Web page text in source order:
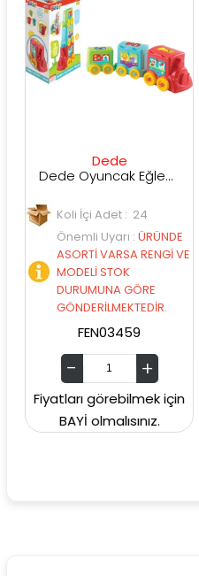
Dede Oyuncak Eğlenceli Aktivite Treni
Koli İçi Adet : 24
Önemli Uyarı:ÜRÜNDE
ASORTİ VARSA RENGİ VE
MODELİ STOK
DURUMUNA GÖRE
GÖNDERİLMEKTEDİR.
FEN03459
görebilmek için
BAYİ olmalısınız.